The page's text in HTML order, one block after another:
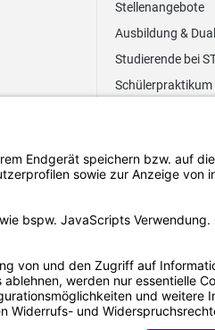
Stellenangebote
Ausbildung &
Studierende bei
Schülerpraktikum